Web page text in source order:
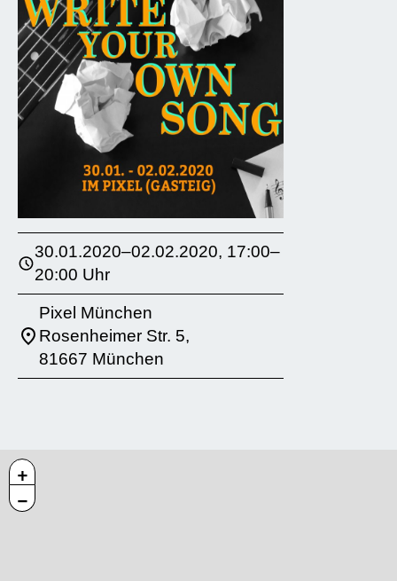
30.01.2020–02.02.2020, 17:00–
20:00 Uhr
Pixel München
Rosenheimer Str. 5,
81667 München
+
−